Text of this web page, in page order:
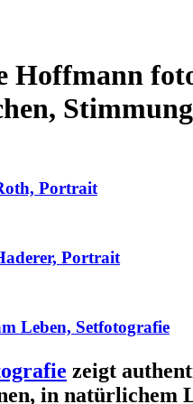
Hoffmann
Portrait
Portrait
Leben, Setfotografie
zeigt
in natürlichem